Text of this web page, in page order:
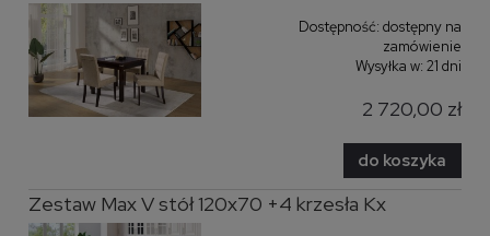
Dostępność: dostępny na
zamówienie
Wysyłka w: 21 dni
2 720,00 zł
do koszyka
Zestaw Max V stół 120x70 +4 krzesła Kx